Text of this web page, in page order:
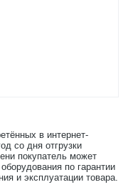
в интернет-
со дня отгрузки
покупатель может
по гарантии
и эксплуатации товара.